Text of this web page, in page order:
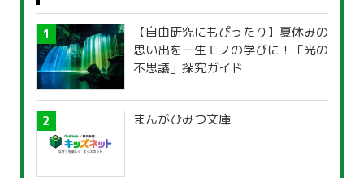
【自由研究にもぴったり】夏休みの
思い出を一生モノの学びに！「光の
不思議」探究ガイド
まんがひみつ文庫